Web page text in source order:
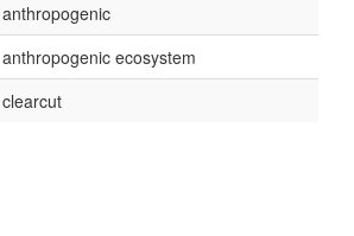
anthropogenic
anthropogenic ecosystem
clearcut